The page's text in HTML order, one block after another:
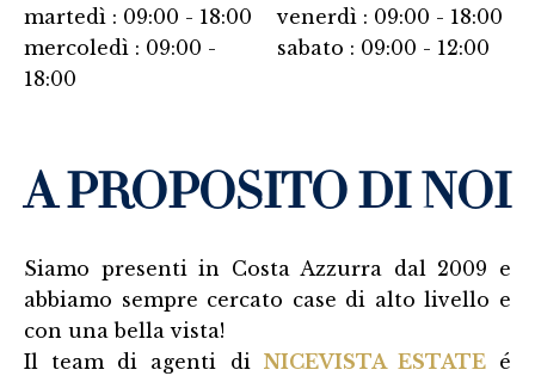
martedì : 09:00 - 18:00
mercoledì : 09:00 -
18:00
venerdì : 09:00 - 18:00
sabato : 09:00 - 12:00
A PROPOSITO DI NOI
Siamo presenti in Costa Azzurra dal 2009 e
abbiamo sempre cercato case di alto livello e
con una bella vista!
Il team di agenti di NICEVISTA ESTATEé